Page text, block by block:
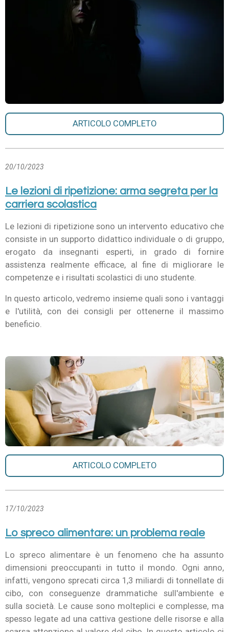
ARTICOLO COMPLETO
20/10/2023
Le lezioni di ripetizione: arma segreta per la
carriera scolastica
Le lezioni di ripetizione sono un intervento educativo che
consiste in un supporto didattico individuale o di gruppo,
erogato da insegnanti esperti, in grado di fornire
assistenza realmente efficace, al fine di migliorare le
competenze e i risultati scolastici di uno studente.
In questo articolo, vedremo insieme quali sono i vantaggi
e l'utilità, con dei consigli per ottenerne il massimo
beneficio.
ARTICOLO COMPLETO
17/10/2023
Lo spreco alimentare: un problema reale
Lo spreco alimentare è un fenomeno che ha assunto
dimensioni preoccupanti in tutto il mondo. Ogni anno,
infatti, vengono sprecati circa 1,3 miliardi di tonnellate di
cibo, con conseguenze drammatiche sull'ambiente e
sulla società. Le cause sono molteplici e complesse, ma
spesso legate ad una cattiva gestione delle risorse e alla